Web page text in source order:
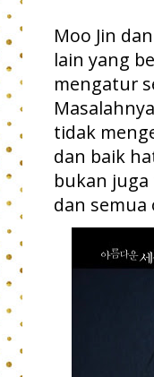
Moo Jin
lain yang
mengatur
tidak
dan baik
bukan juga
dan